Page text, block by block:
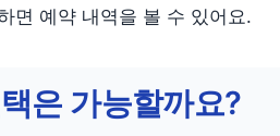
면 예약 내역을 볼 수 있어요.
은 가능할까요?